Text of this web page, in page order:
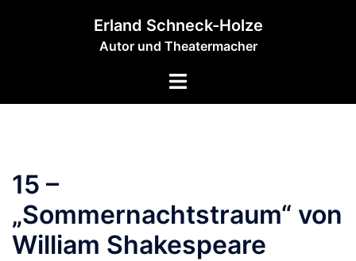
Erland Schneck-Holze
Autor und Theatermacher
Menü
15 –
„Sommernachtstraum“ von
William Shakespeare